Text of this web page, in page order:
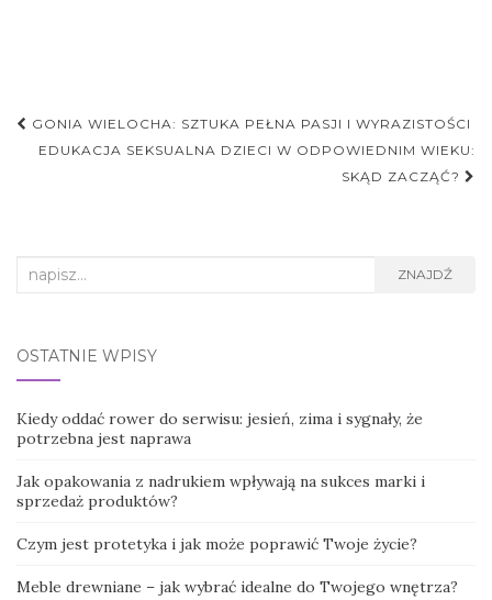
Nawigacja
postu
GONIA WIELOCHA: SZTUKA PEŁNA PASJI I WYRAZISTOŚCI
EDUKACJA SEKSUALNA DZIECI W ODPOWIEDNIM WIEKU:
SKĄD ZACZĄĆ?
Search
ZNAJDŹ
OSTATNIE WPISY
Kiedy oddać rower do serwisu: jesień, zima i sygnały, że
potrzebna jest naprawa
Jak opakowania z nadrukiem wpływają na sukces marki i
sprzedaż produktów?
Czym jest protetyka i jak może poprawić Twoje życie?
Meble drewniane – jak wybrać idealne do Twojego wnętrza?